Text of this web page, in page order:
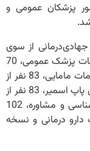
پزشکان عمومی و
از سوی
مجتمع مس سرچشمه، گفت: 896 نفر از خدمات پزشک عمومی، 70
نفر از خدمات متخصص داخلی، 362 نفر از خدمات مامایی، 83 نفر از
خدمات اپتومتریست، 50 نفر از خدمات آزمایش پاپ اسمیر، 83 نفر از
خدمات چشم‌پزشکی، 48 نفر از خدمات روانشناسی و مشاوره، 102
نفر از خدمات دارو درمانی و نسخه